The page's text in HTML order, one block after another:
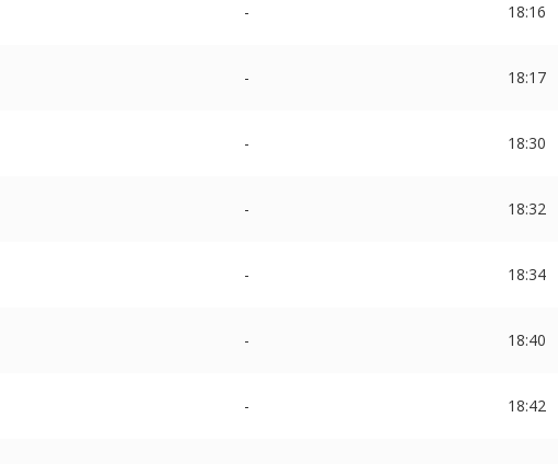
- 18:16
- 18:17
- 18:30
- 18:32
- 18:34
- 18:40
- 18:42